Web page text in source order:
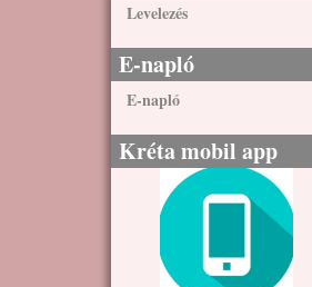
Levelezés
E-napló
E-napló
Kréta mobil app